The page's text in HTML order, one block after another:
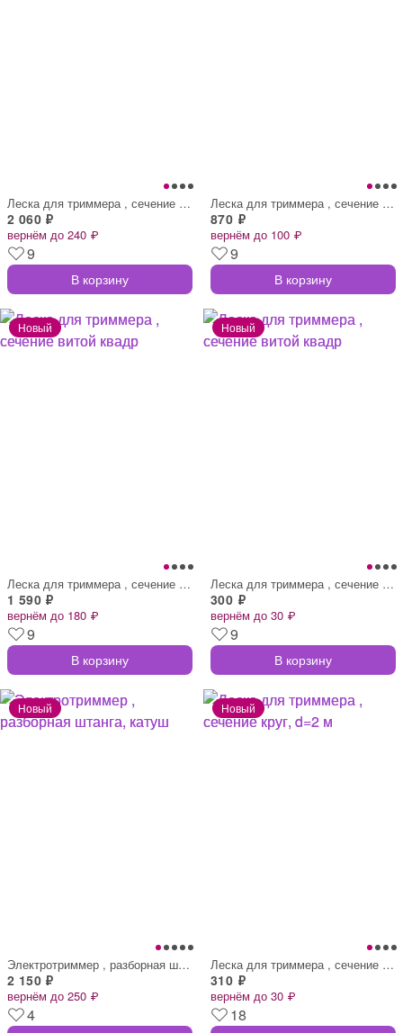
Леска для триммера , сечение витой квадр
2 060 ₽
вернём до 240 ₽
9
В корзину
Леска для триммера , сечение звезда, d=3
870 ₽
вернём до 100 ₽
9
В корзину
Леска для триммера , сечение витой квадр
1 590 ₽
вернём до 180 ₽
9
В корзину
Леска для триммера , сечение витой квадр
300 ₽
вернём до 30 ₽
9
В корзину
Электротриммер , разборная штанга, катуш
2 150 ₽
вернём до 250 ₽
4
Леска для триммера , сечение круг, d=2 м
310 ₽
вернём до 30 ₽
18